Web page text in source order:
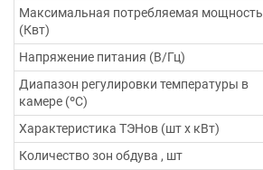
Максимальная потребляемая мощность
(Квт)
Напряжение питания (В/Гц)
Диапазон регулировки температуры в
камере (ºС)
Характеристика ТЭНов (шт х кВт)
Количество зон обдува , шт